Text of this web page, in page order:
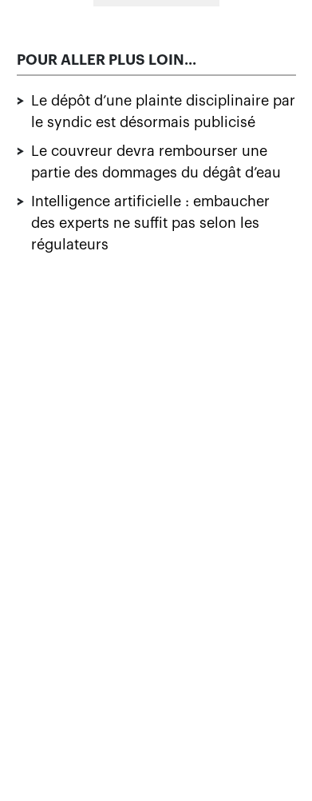
POUR ALLER PLUS LOIN...
>
Le dépôt d’une plainte disciplinaire par
le syndic est désormais publicisé
>
Le couvreur devra rembourser une
partie des dommages du dégât d’eau
>
Intelligence artificielle : embaucher
des experts ne suffit pas selon les
régulateurs